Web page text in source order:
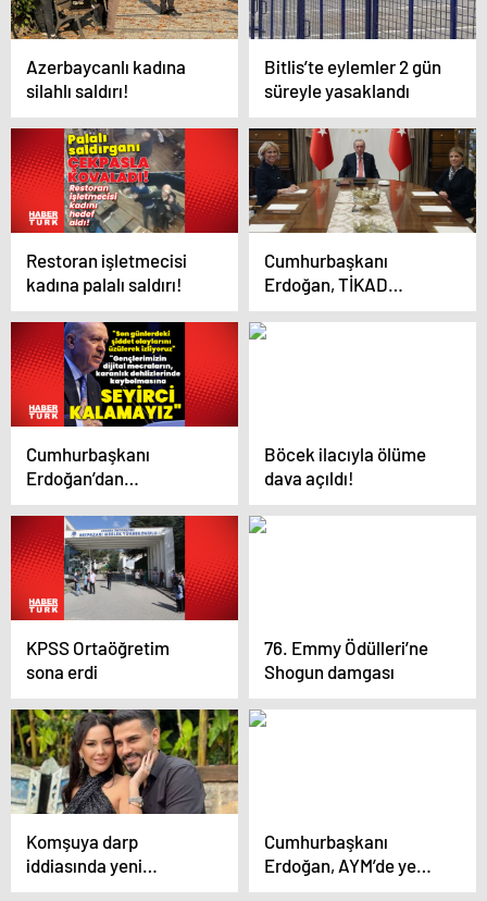
Azerbaycanlı kadına
silahlı saldırı!
Bitlis’te eylemler 2 gün
süreyle yasaklandı
Restoran işletmecisi
kadına palalı saldırı!
Cumhurbaşkanı
Erdoğan, TİKAD
Başkanı Nilüfer Bulutu
kabul etti
Cumhurbaşkanı
Erdoğan’dan
açıklamalar
Böcek ilacıyla ölüme
dava açıldı!
KPSS Ortaöğretim
sona erdi
76. Emmy Ödülleri’ne
Shogun damgası
Komşuya darp
iddiasında yeni
mütalaa
Cumhurbaşkanı
Erdoğan, AYM’de yemin
törenine katıldı